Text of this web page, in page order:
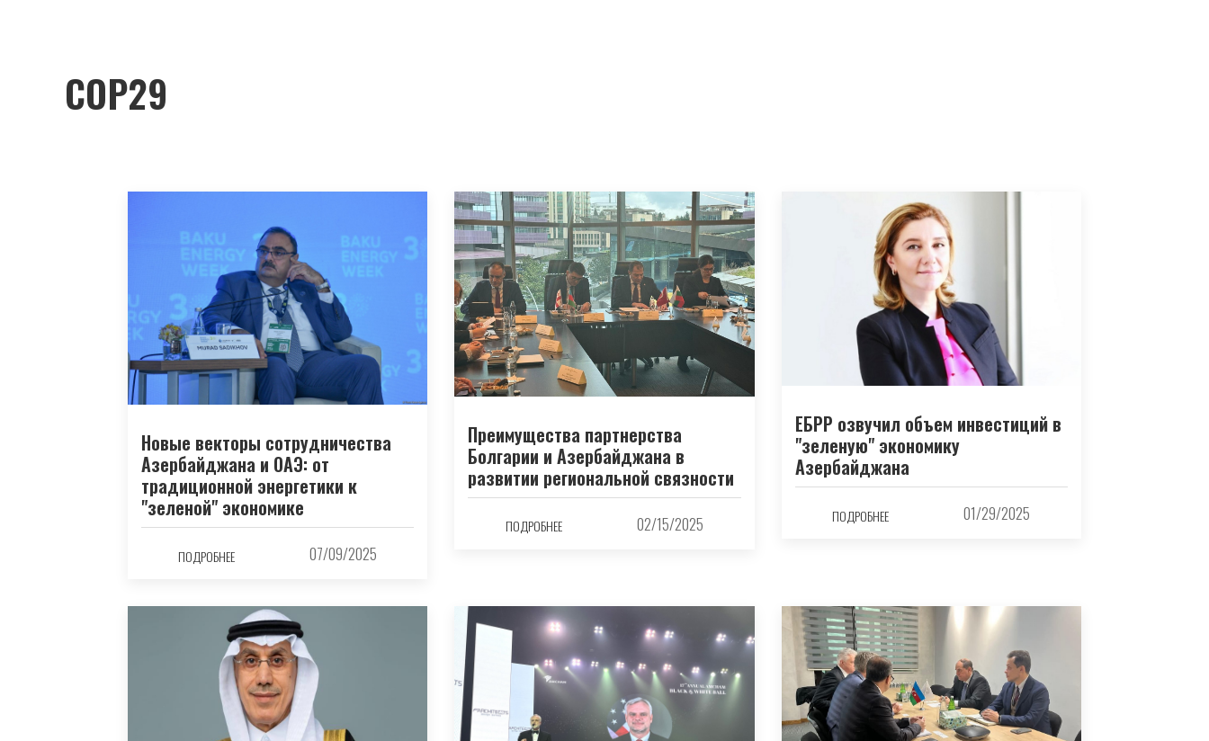
COP29
Новые векторы сотрудничества
Азербайджана и ОАЭ: от
традиционной энергетики к
"зеленой" экономике
ПОДРОБНЕЕ 07/09/2025
Преимущества партнерства
Болгарии и Азербайджана в
развитии региональной связности
ПОДРОБНЕЕ 02/15/2025
ЕБРР озвучил объем инвестиций в
"зеленую" экономику
Азербайджана
ПОДРОБНЕЕ 01/29/2025